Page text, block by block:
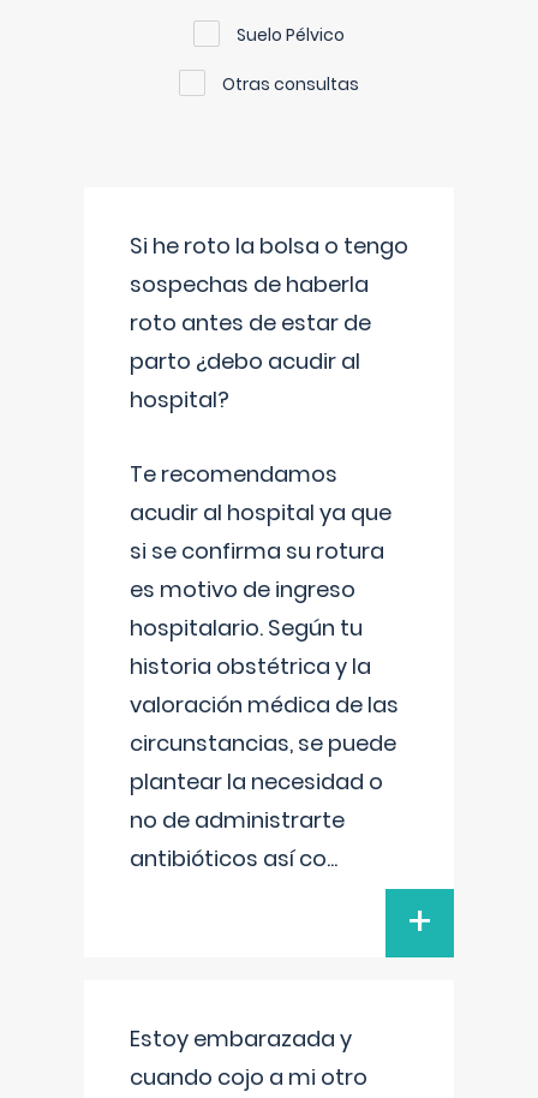
Suelo Pélvico
Otras consultas
Si he roto la bolsa o tengo
sospechas de haberla
roto antes de estar de
parto ¿debo acudir al
hospital?
Te recomendamos
acudir al hospital ya que
si se confirma su rotura
es motivo de ingreso
hospitalario. Según tu
historia obstétrica y la
valoración médica de las
circunstancias, se puede
plantear la necesidad o
no de administrarte
antibióticos así co...
+
Estoy embarazada y
cuando cojo a mi otro